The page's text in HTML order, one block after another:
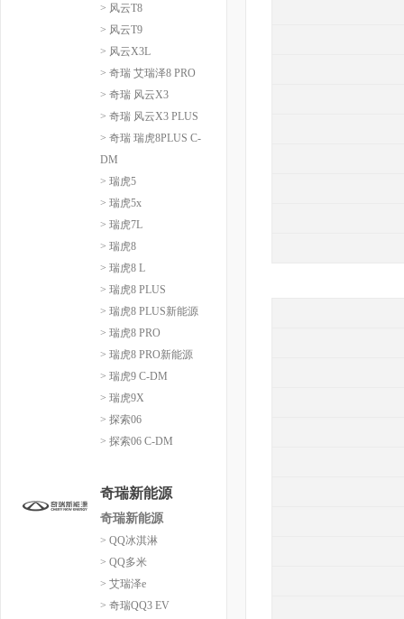
> 风云T8
> 风云T9
> 风云X3L
> 奇瑞 艾瑞泽8 PRO
> 奇瑞 风云X3
> 奇瑞 风云X3 PLUS
> 奇瑞 瑞虎8PLUS C-
DM
> 瑞虎5
> 瑞虎5x
> 瑞虎7L
> 瑞虎8
> 瑞虎8 L
> 瑞虎8 PLUS
> 瑞虎8 PLUS新能源
> 瑞虎8 PRO
> 瑞虎8 PRO新能源
> 瑞虎9 C-DM
> 瑞虎9X
> 探索06
> 探索06 C-DM
奇瑞新能源
奇瑞新能源
> QQ冰淇淋
> QQ多米
> 艾瑞泽e
> 奇瑞QQ3 EV